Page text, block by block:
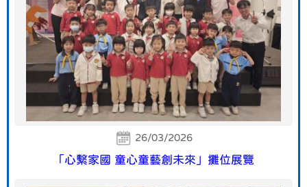
26/03/2026
「心繫家國 童心童藝創未來」攤位展覽